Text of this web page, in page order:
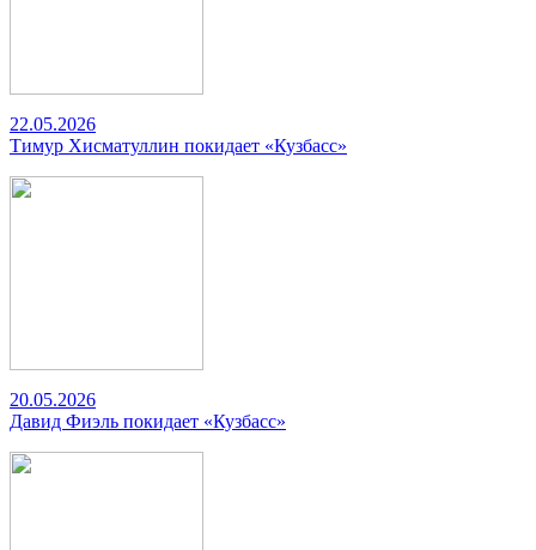
22.05.2026
Тимур Хисматуллин покидает «Кузбасс»
20.05.2026
Давид Фиэль покидает «Кузбасс»